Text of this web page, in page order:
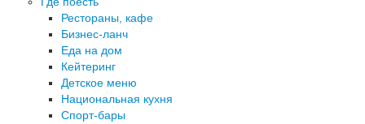
Рестораны, кафе
Бизнес-ланч
Еда на дом
Кейтеринг
Детское меню
Национальная кухня
Спорт-бары